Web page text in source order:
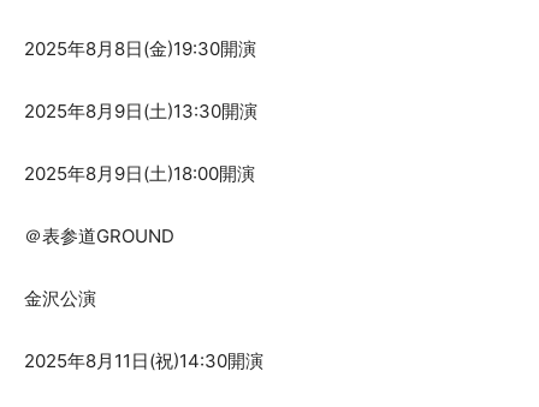
2025年8月8日(金)19:30開演
2025年8月9日(土)13:30開演
2025年8月9日(土)18:00開演
＠表参道GROUND
金沢公演
2025年8月11日(祝)14:30開演